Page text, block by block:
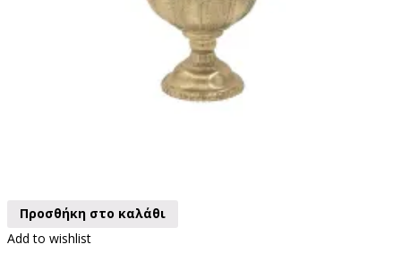
Προσθήκη στο καλάθι
Add to wishlist